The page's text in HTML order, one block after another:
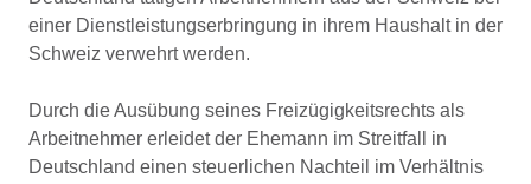
einer Dienstleistungserbringung in ihrem Haushalt in der
Schweiz verwehrt werden.
Durch die Ausübung seines Freizügigkeitsrechts als
Arbeitnehmer erleidet der Ehemann im Streitfall in
Deutschland einen steuerlichen Nachteil im Verhältnis